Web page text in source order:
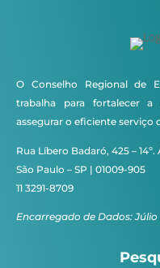
O Conselho Regional de
trabalha para fortalecer
assegurar o eficiente serviço
Rua Líbero Badaró, 425 –
São Paulo – SP | 01009-905
11 3291-8709
Encarregado de Dados: